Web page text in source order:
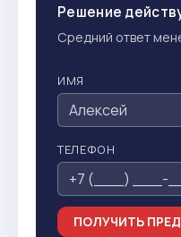
Решение
Средний ответ
ИМЯ
ТЕЛЕФОН
ПОЛУЧИТЬ